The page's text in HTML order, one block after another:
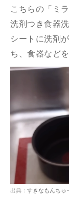
こちらの「ミ
洗剤つき食器
シートに洗剤
ち、食器など
出典： すきなもんちゅ